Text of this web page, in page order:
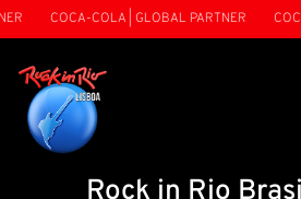
COCA-COLA | GLOBAL PARTNER